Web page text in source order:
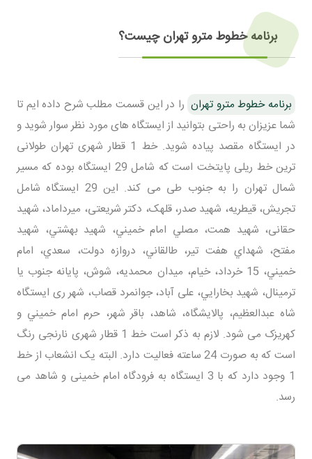
برنامه خطوط مترو تهران چیست؟
برنامه خطوط مترو تهران را در این قسمت مطلب شرح داده ایم تا
شما عزیزان به راحتی بتوانید از ایستگاه های مورد نظر سوار شوید و
در ایستگاه مقصد پیاده شوید. خط 1 قطار شهری تهران طولانی
ترین خط ریلی پایتخت است که شامل 29 ایستگاه بوده که مسیر
شمال تهران را به جنوب طی می کند. این 29 ایستگاه شامل
تجریش، قیطریه، شهید صدر، قلهک، دکتر شریعتی، میرداماد، شهید
حقانی، شهید همت، مصلي امام خمیني، شهید بهشتي، شهید
مفتح، شهداي هفت تیر، طالقاني، دروازه دولت، سعدي، امام
خمیني، 15 خرداد، خیام، میدان محمدیه، شوش، پایانه جنوب یا
ترمینال، شهید بخارایي، علی آباد، جوانمرد قصاب، شهر ری ایستگاه
شاه عبدالعظیم، پالایشگاه، شاهد، باقر شهر، حرم امام خمیني و
کهریزک می شود. لازم به ذکر است خط 1 قطار شهری نارنجی رنگ
است که به صورت 24 ساعته فعالیت دارد. البته یک انشعاب از خط
1 وجود دارد که با 3 ایستگاه به فرودگاه امام خمینی و شاهد می
رسد.